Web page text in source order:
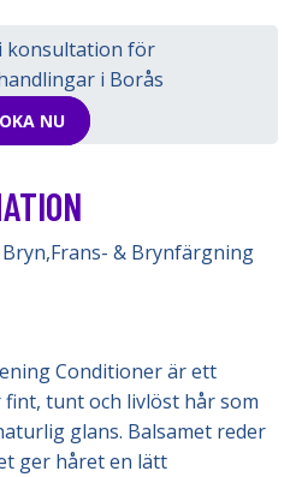
konsultation för
i Borås
NU
,Frans- & Brynfärgning
Conditioner är ett
tunt och livlöst hår som
glans. Balsamet reder
ger håret en lätt